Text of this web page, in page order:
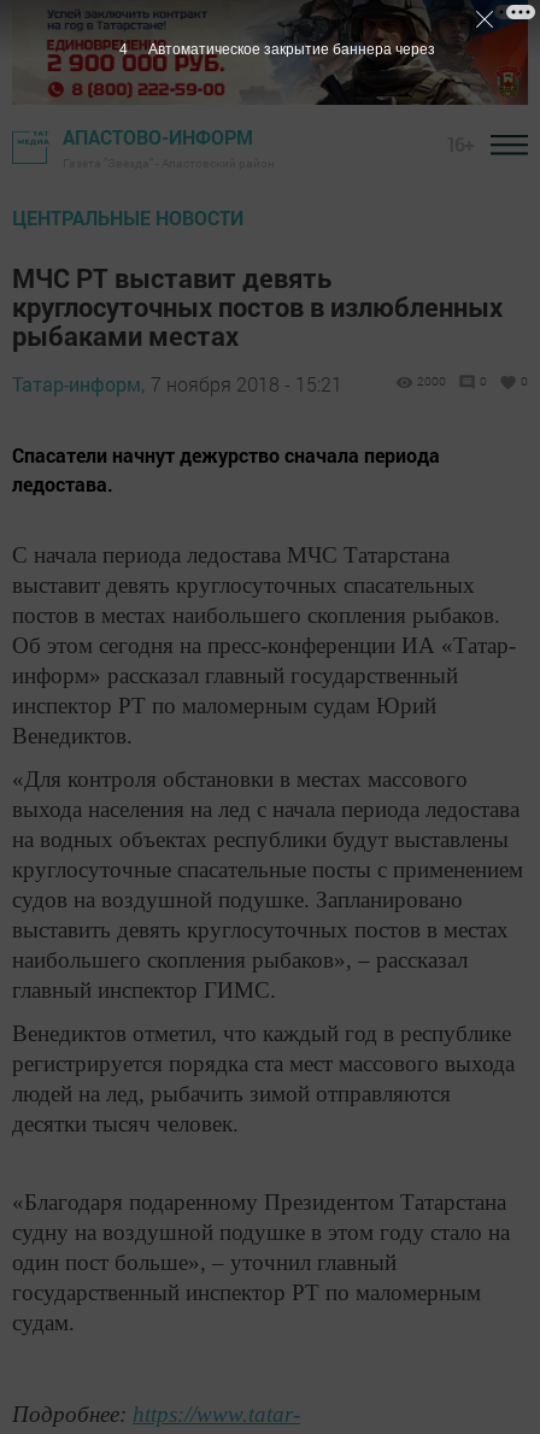
АПАСТОВО-ИНФОРМ
ЦЕНТРАЛЬНЫЕ НОВОСТИ
МЧС РТ выставит девять
круглосуточных постов в излюбленных
рыбаками местах
Татар-информ, 7 ноября 2018 - 15:21 2000 0 0
Спасатели начнут дежурство сначала периода
ледостава.
С начала периода ледостава МЧС Татарстана
выставит девять круглосуточных спасательных
постов в местах наибольшего скопления рыбаков.
Об этом сегодня на пресс-конференции ИА «Татар-
информ» рассказал главный государственный
инспектор РТ по маломерным судам Юрий
Венедиктов.
«Для контроля обстановки в местах массового
выхода населения на лед с начала периода ледостава
на водных объектах республики будут выставлены
круглосуточные спасательные посты с применением
судов на воздушной подушке. Запланировано
выставить девять круглосуточных постов в местах
наибольшего скопления рыбаков», – рассказал
главный инспектор ГИМС.
Венедиктов отметил, что каждый год в республике
регистрируется порядка ста мест массового выхода
людей на лед, рыбачить зимой отправляются
десятки тысяч человек.
«Благодаря подаренному Президентом Татарстана
судну на воздушной подушке в этом году стало на
один пост больше», – уточнил главный
государственный инспектор РТ по маломерным
судам.
Подробнее: https://www.tatar-
3 Автоматическое закрытие баннера через